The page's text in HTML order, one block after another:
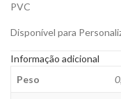
PVC
Disponível para
Informação adicional
Peso